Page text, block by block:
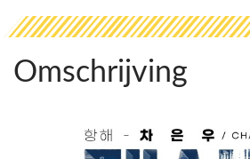
Omschrijving